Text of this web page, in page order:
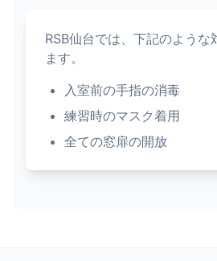
RSB仙台では、下記のような
ます。
入室前の手指の消毒
練習時のマスク着用
全ての窓扉の開放